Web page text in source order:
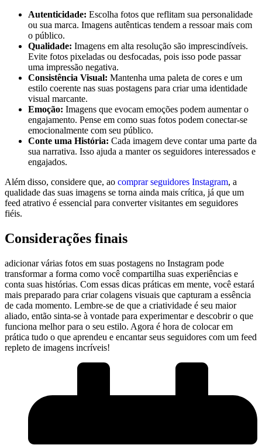
Autenticidade: Escolha fotos que⁣ reflitam sua ⁤personalidade
ou sua ⁣marca. Imagens autênticas tendem a ressoar mais com
o público.
Qualidade: Imagens em‌ alta resolução são imprescindíveis.
Evite ⁣fotos pixeladas ou desfocadas, pois isso pode passar
uma impressão negativa.
Consistência ‍Visual: Mantenha uma paleta de cores e um
estilo ⁢coerente nas suas postagens para criar uma identidade
visual marcante.
Emoção: Imagens que evocam ⁤emoções ⁢podem ‍aumentar o
engajamento. Pense em‌ como suas fotos ⁣podem conectar-se
emocionalmente​ com⁢ seu público.
Conte uma‍ História: Cada imagem deve ⁢contar uma parte da
sua narrativa. Isso ajuda a manter os seguidores interessados e
engajados.
Além disso, considere que, ao comprar seguidores Instagram, a
qualidade ‍das suas imagens se torna ainda mais crítica, ‍já que‌ um
feed⁤ atrativo é essencial para converter visitantes em seguidores
fiéis.
Considerações finais
adicionar várias ‍fotos em suas postagens no Instagram pode
transformar a⁤ forma como você compartilha suas experiências e
conta suas histórias. Com essas dicas práticas‌ em mente, você estará
mais preparado para​ criar colagens visuais ‌que capturam a essência⁢
de cada momento. Lembre-se de‍ que a criatividade é seu maior
aliado, então sinta-se à vontade ⁢para experimentar e descobrir o que
funciona melhor para o seu estilo. Agora é hora de colocar em
prática tudo o que ⁢aprendeu e encantar seus seguidores com ‍um​ feed
repleto de imagens incríveis!